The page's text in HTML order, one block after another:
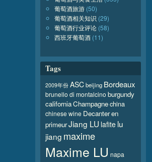
葡萄酒旅游 (50)
葡萄酒相关知识 (29)
葡萄酒行业评论 (58)
西班牙葡萄酒 (11)
Tags
2009年份 ASCbeijing Bordeaux
brunello di montalcinoburgundy
californiaChampagnechina
chinese wine Decanteren
primeurJiang LU lafite lu
jiang maxime
Maxime LU napa